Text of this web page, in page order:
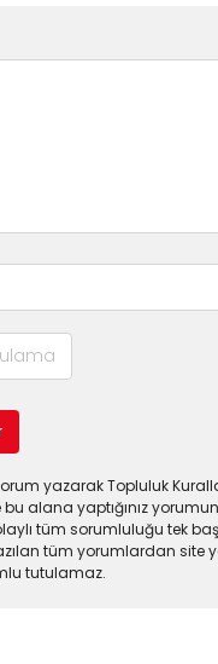
yazarak Topluluk
alana yaptığınız
tüm sorumluluğu tek
tüm yorumlardan site
tutulamaz.